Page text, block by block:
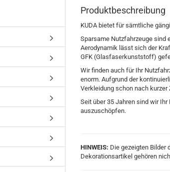
Produktbeschreibung
KUDA bietet für sämtliche
Sparsame Nutzfahrzeuge sind
Aerodynamik lässt sich der
GFK (Glasfaserkunststoff)
Wir finden auch für Ihr
enorm. Aufgrund der
Verkleidung schon nach
Seit über 35 Jahren sind wir
auszuschöpfen.
HINWEIS: Die gezeigten Bilder
Dekorationsartikel gehören